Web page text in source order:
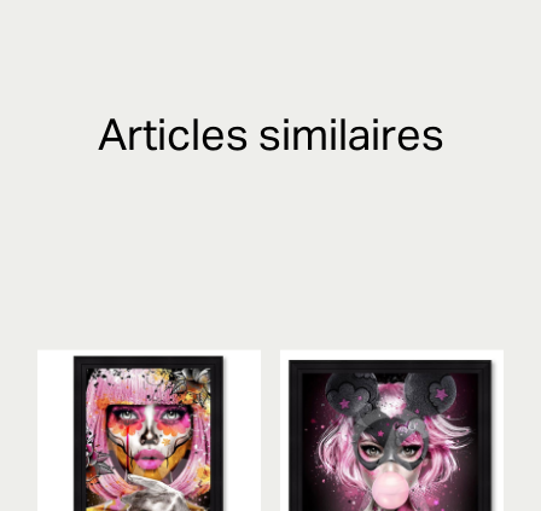
Articles similaires